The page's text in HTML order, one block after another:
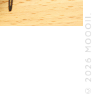
© 2026 MOOOII.